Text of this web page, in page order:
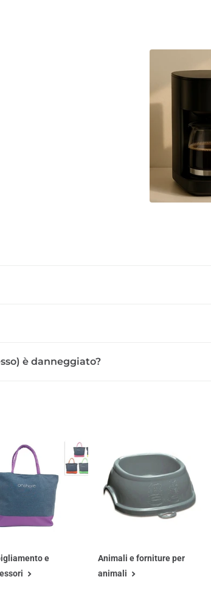
è danneggiato?
e
Animali e forniture per
animali